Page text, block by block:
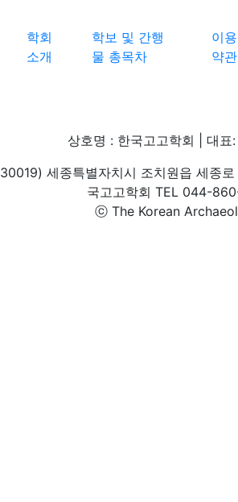
학회
소개
학보 및 간행
물 총목차
이용
약관
상호명 : 한국고고학회 | 대
30019) 세종특별자치시 조치원읍 세종
국고고학회 TEL 044-
ⓒ The Korean